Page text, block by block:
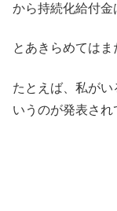
から持続化給付金
とあきらめてはま
たとえば、私がい
いうのが発表され